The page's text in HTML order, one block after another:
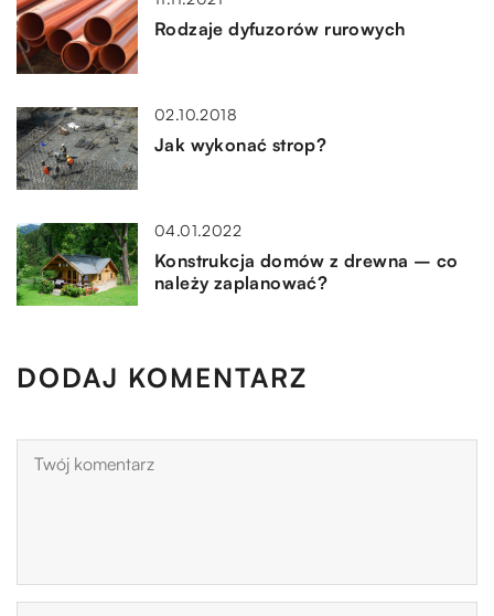
Rodzaje dyfuzorów rurowych
02.10.2018
Jak wykonać strop?
04.01.2022
Konstrukcja domów z drewna – co
należy zaplanować?
DODAJ KOMENTARZ